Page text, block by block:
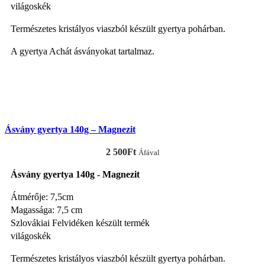
világoskék
Természetes kristályos viaszból készült gyertya pohárban.
A gyertya Achát ásványokat tartalmaz.
Ásvány gyertya 140g – Magnezit
2 500Ft Áfával
Ásvány gyertya 140g - Magnezit
Átmérője: 7,5cm
Magassága: 7,5 cm
Szlovákiai Felvidéken készült termék
világoskék
Természetes kristályos viaszból készült gyertya pohárban.